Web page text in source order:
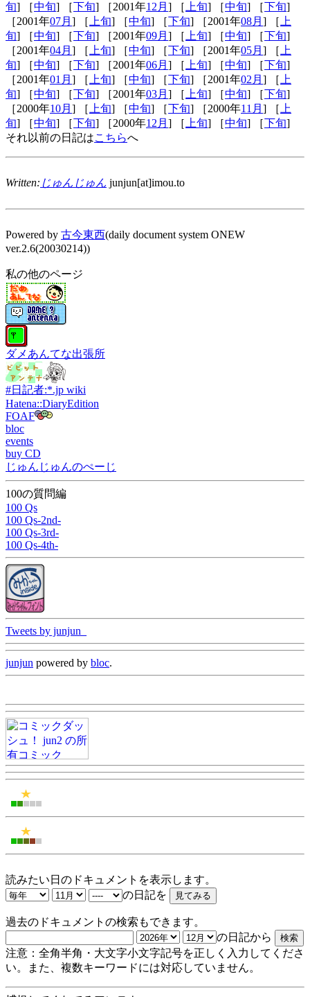
旬] ［中旬] ［下旬] ［2001年12月 ] ［ 上旬] ［中旬] ［下旬]
［2001年07月 ] ［ 上旬] ［中旬] ［下旬] ［2001年08月 ] ［ 上
旬] ［中旬] ［下旬] ［2001年09月 ] ［ 上旬] ［中旬] ［下旬]
［2001年04月 ] ［ 上旬] ［中旬] ［下旬] ［2001年05月 ] ［ 上
旬] ［中旬] ［下旬] ［2001年06月 ] ［ 上旬] ［中旬] ［下旬]
［2001年01月 ] ［ 上旬] ［中旬] ［下旬] ［2001年02月 ] ［ 上
旬] ［中旬] ［下旬] ［2001年03月 ] ［ 上旬] ［中旬] ［下旬]
［2000年10月 ] ［ 上旬] ［中旬] ［下旬] ［2000年11月 ] ［ 上
旬] ［中旬] ［下旬] ［2000年12月 ] ［ 上旬] ［中旬] ［下旬]
それ以前の日記はこちらへ
Written: じゅんじゅん junjun[at]imou.to
Powered by 古今東西(daily document system ONEW
ver.2.6(20030214))
私の他のページ
ダメあんてな出張所
#日記者:*.jp wiki
Hatena::DiaryEdition
FOAF
bloc
events
buy CD
じゅんじゅんのぺーじ
100の質問編
100 Qs
100 Qs-2nd-
100 Qs-3rd-
100 Qs-4th-
Tweets by junjun_
junjun powered by bloc.
読みたい日のドキュメントを表示します。
の日記を
過去のドキュメントの検索もできます。
の日記から
注意：全角半角・大文字小文字記号を正しく入力してくださ
い。また、複数キーワードには対応していません。